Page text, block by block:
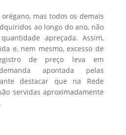
mas todos os demais
ao longo do ano, não
apreçada. Assim,
e, nem mesmo, excesso de
de preço leva em
apontada pelas
destacar que na Rede
servidas aproximadamente